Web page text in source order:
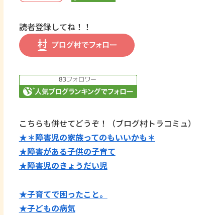
読者登録してね！！
こちらも併せてどうぞ！（ブログ村トラコミュ）
★＊障害児の家族ってのもいいかも＊
★障害がある子供の子育て
★障害児のきょうだい児
★子育てで困ったこと。
★子どもの病気